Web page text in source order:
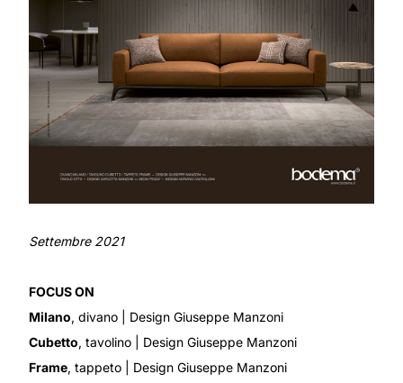
Settembre 2021
FOCUS ON
Milano, divano | Design Giuseppe Manzoni
Cubetto, tavolino | Design Giuseppe Manzoni
Frame, tappeto | Design Giuseppe Manzoni